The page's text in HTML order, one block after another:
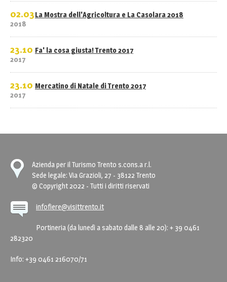
02.03
2018
La Mostra dell'Agricoltura e La Casolara 2018
23.10
2017
Fa' la cosa giusta! Trento 2017
23.10
2017
Mercatino di Natale di Trento 2017
Azienda per il Turismo Trento s.cons.a r.l.
Sede legale: Via Grazioli, 27 - 38122 Trento
© Copyright 2022 - Tutti i diritti riservati
infofiere@visittrento.it
Portineria (da lunedì a sabato dalle 8 alle 20): + 39 0461
282320
Info: +39 0461 216070/71